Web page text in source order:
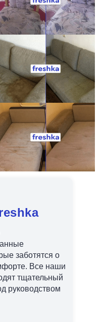
заботятся о
Все наши
тщательный
руководством